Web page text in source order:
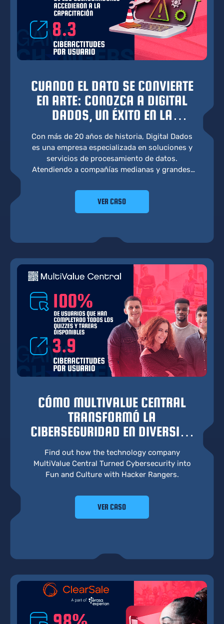
CUANDO EL DATO SE CONVIERTE
EN ARTE: CONOZCA A DIGITAL
DADOS, UN ÉXITO EN LA
CIBERSEGURIDAD
Con más de 20 años de historia, Digital Dados
es una empresa especializada en soluciones y
servicios de procesamiento de datos.
Atendiendo a compañías medianas y grandes,
través de una estructura flexible, ofreciendo
servicios rastreables y altamente responsivos.
Consciente de la creciente necesidad de
importancia de mantener una seguridad sólida,
humano.
VER CASO
CÓMO MULTIVALUE CENTRAL
TRANSFORMÓ LA
CIBERSEGURIDAD EN DIVERSIÓN
Y CULTURA
Find out how the technology company
MultiValue Central Turned Cybersecurity into
Fun and Culture with Hacker Rangers.
VER CASO